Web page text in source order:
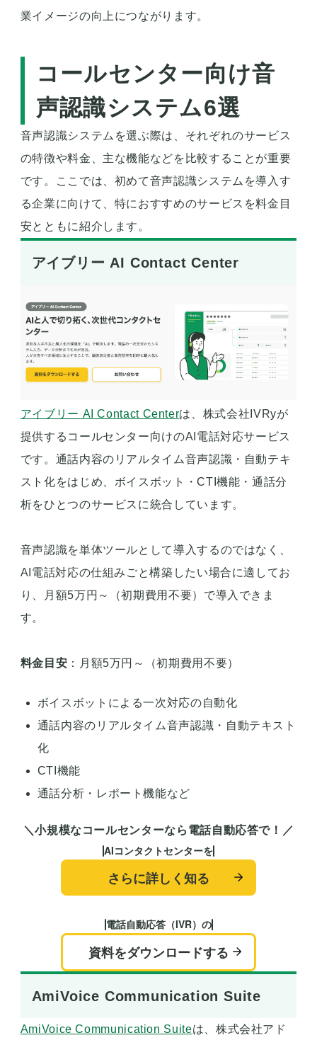
業イメージの向上につながります。
コールセンター向け音
声認識システム6選
音声認識システムを選ぶ際は、それぞれのサービス
の特徴や料金、主な機能などを比較することが重要
です。ここでは、初めて音声認識システムを導入す
る企業に向けて、特におすすめのサービスを料金目
安とともに紹介します。
アイブリー AI Contact Center
アイブリー AI Contact Centerは、株式会社IVRyが
提供するコールセンター向けのAI電話対応サービス
です。通話内容のリアルタイム音声認識・自動テキ
スト化をはじめ、ボイスボット・CTI機能・通話分
析をひとつのサービスに統合しています。
音声認識を単体ツールとして導入するのではなく、
AI電話対応の仕組みごと構築したい場合に適してお
り、月額5万円～（初期費用不要）で導入できま
す。
料金目安 ：月額5万円～（初期費用不要）
ボイスボットによる一次対応の自動化
通話内容のリアルタイム音声認識・自動テキスト
化
CTI機能
通話分析・レポート機能など
＼小規模なコールセンターなら電話自動応答で！／
AIコンタクトセンターを
さらに詳しく知る
電話自動応答（IVR）の
資料をダウンロードする
AmiVoice Communication Suite
AmiVoice Communication Suiteは、株式会社アド